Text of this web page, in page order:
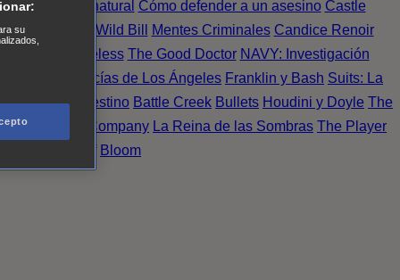
Sobrenatural Cómo defender a un asesino Castle
de Noche Wild Bill Mentes Criminales Candice Renoir
Timeless The Good Doctor NAVY: Investigación
Finest. Policías de Los Ángeles Franklin y Bash Suits: La
More Último Destino Battle Creek Bullets Houdini y Doyle The
X Company La Reina de las Sombras The Player
Bloom
su